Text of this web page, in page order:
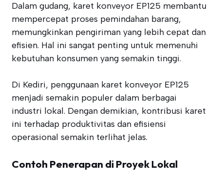
Dalam gudang, karet konveyor EP125 membantu
mempercepat proses pemindahan barang,
memungkinkan pengiriman yang lebih cepat dan
efisien. Hal ini sangat penting untuk memenuhi
kebutuhan konsumen yang semakin tinggi.
Di Kediri, penggunaan karet konveyor EP125
menjadi semakin populer dalam berbagai
industri lokal. Dengan demikian, kontribusi karet
ini terhadap produktivitas dan efisiensi
operasional semakin terlihat jelas.
Contoh Penerapan di Proyek Lokal